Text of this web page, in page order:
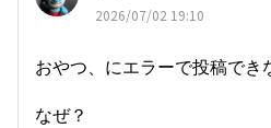
2026/07/02 19:10
おやつ、にエラーで投稿でき
なぜ？